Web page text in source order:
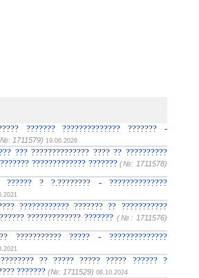
??????? ?????????????? ??????? -
1711579) 19.06.2026
??? ?????????????? ???? ?? ??????????
????????????? ??????? (№: 1711578)
? ?.???????? - ??????????????
???????????? ??????? ?? ???????????
????????????? ??????? (№: 1711576)
??????????? ????? - ??????????????
?? ????? ????? ????? ?????? ?
??????? (№: 1711529) 08.10.2024